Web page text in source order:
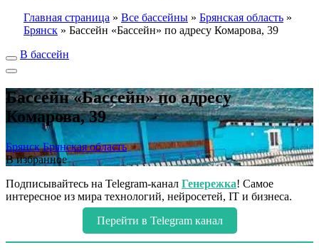
Главная страница » Все бассейны » Брянская область »
Брянск » Бассейн «Бассейн» по адресу Комарова, 39
В бассейн
Бассейн «Бассейн» по адресу
Комарова, 39
Брянск Брянская область
В избранное
Подписывайтесь на Telegram-канал Генережка! Самое
интересное из мира технологий, нейросетей, IT и бизнеса.
Перейти в Telegram канал